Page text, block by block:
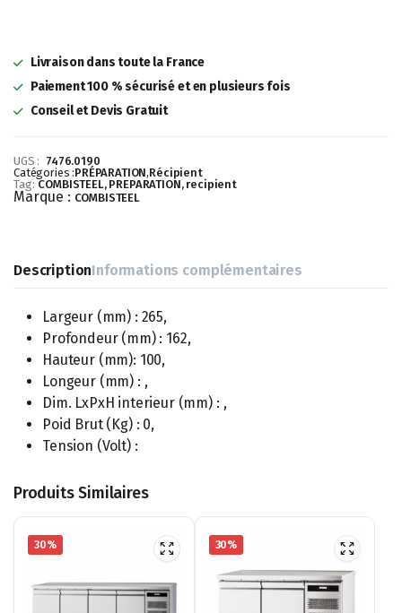
était :
11,00 €.
est :
7,26 €.
Livraison dans toute la France
Paiement 100 % sécurisé et en plusieurs fois
Conseil et Devis Gratuit
UGS : 7476.0190
Catégories :PRÉPARATION,Récipient
Tag: COMBISTEEL, PREPARATION, recipient
Marque : COMBISTEEL
DescriptionInformations complémentaires
Largeur (mm) : 265,
Profondeur (mm) : 162,
Hauteur (mm): 100,
Longeur (mm) : ,
Dim. LxPxH interieur (mm) : ,
Poid Brut (Kg) : 0,
Tension (Volt) :
Produits Similaires
30% 30%